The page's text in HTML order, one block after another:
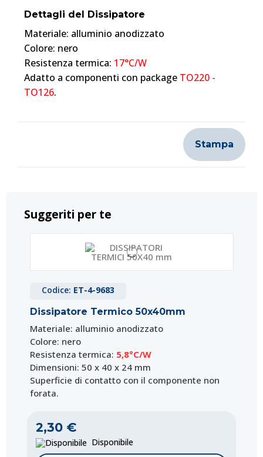
Dettagli del Dissipatore
Materiale: alluminio anodizzato
Colore: nero
Resistenza termica: 17°C/W
Adatto a componenti con package TO220-
TO126.
Stampa
Suggeriti per te
Codice: ET-4-9683
Dissipatore Termico 50x40mm
Materiale: alluminio anodizzato
Colore: nero
Resistenza termica: 5,8°C/W
Dimensioni: 50 x 40 x 24 mm
Superficie di contatto con il componente non
forata.
2,30 €
Disponibile